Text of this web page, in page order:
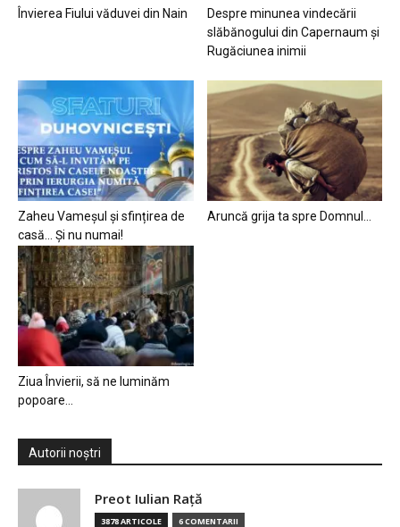
Învierea Fiului văduvei din Nain
Despre minunea vindecării
slăbănogului din Capernaum și
Rugăciunea inimii
Zaheu Vameșul și sfințirea de
casă… Și nu numai!
Aruncă grija ta spre Domnul…
Ziua Învierii, să ne luminăm
popoare…
Autorii noștri
Preot Iulian Raţă
3878 ARTICOLE 6 COMENTARII